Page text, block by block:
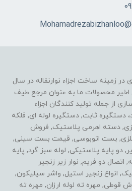
زمینه ساخت اجزاء نوارنقاله در سال
باشد که در ۲۰ سال اخیر محصولات ما به عنوان مرجع طیف
از جمله تولید کنندگان اجزاء
دستگیره ثابت, دستگیره لوله ای, فلکه
دسته اهرمی پلاستیک, فروش
فلزی, بست اتوبوسی, قیمت بست سینی,
دو پایه پلاستیکی, لوله سبز گرد, پایه
دو فریم, نوار زیر زنجیر
انواع زنجیر استیل, واشر سیلیکون,
مهره ته لوله ارزان, مهره ته